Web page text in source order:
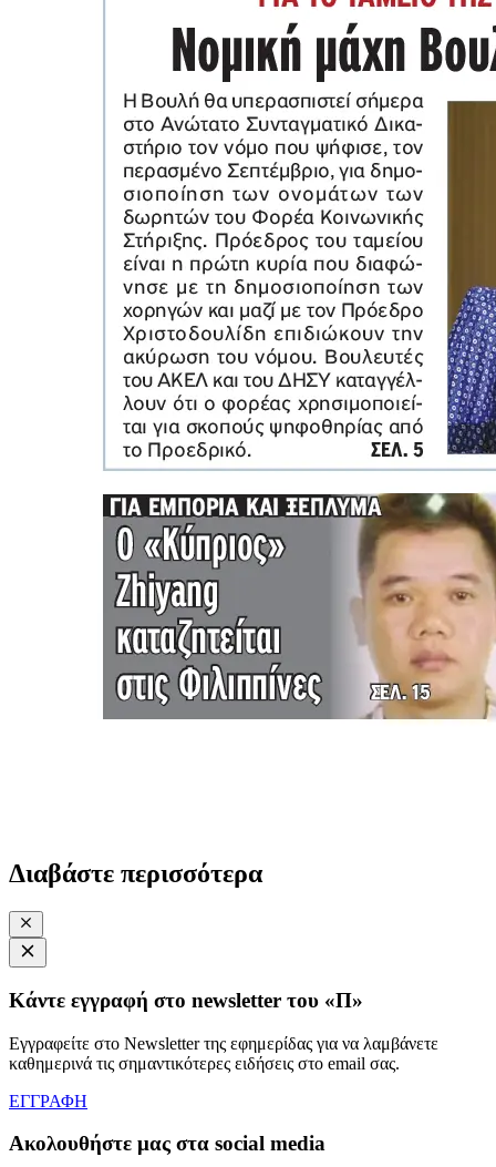
Διαβάστε περισσότερα
Κάντε εγγραφή στο newsletter του «Π»
Εγγραφείτε στο Newsletter της εφημερίδας για να λαμβάνετε
καθημερινά τις σημαντικότερες ειδήσεις στο email σας.
ΕΓΓΡΑΦΗ
Ακολουθήστε μας στα social media